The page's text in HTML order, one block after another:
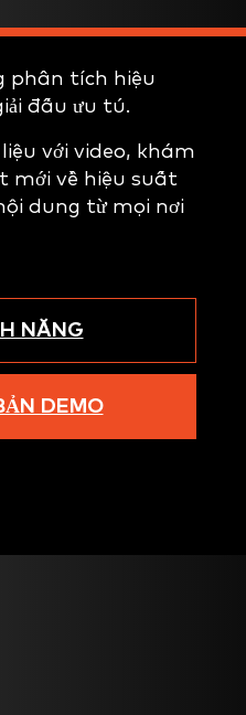
phân tích hiệu
đấu ưu tú.
với video, khám
mới về hiệu suất
dung từ mọi nơi
NĂNG
DEMO